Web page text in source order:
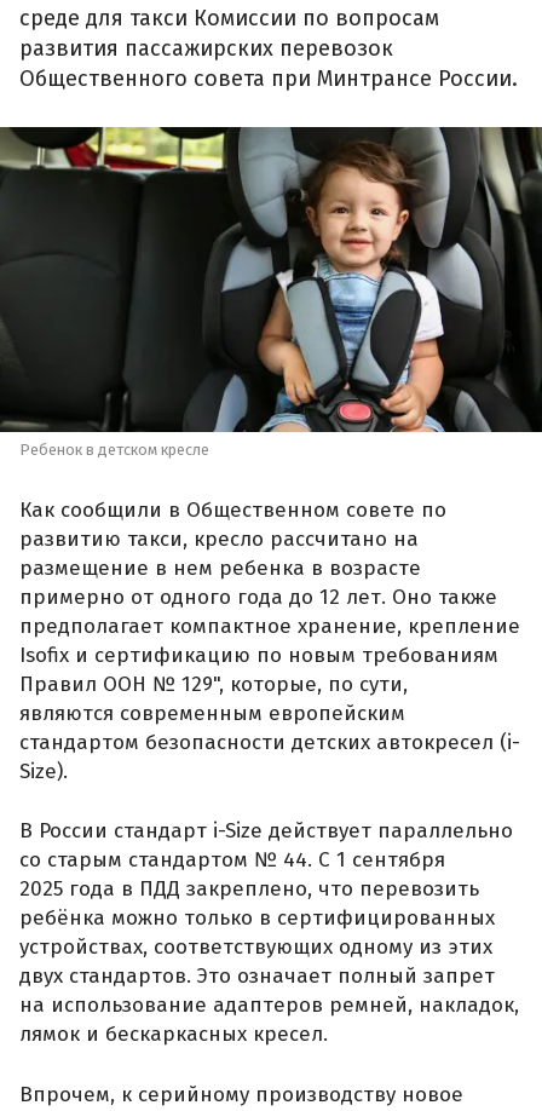
среде для такси Комиссии по вопросам
развития пассажирских перевозок
Общественного совета при Минтрансе России.
Ребенок в детском кресле
Как сообщили в Общественном совете по
развитию такси, кресло рассчитано на
размещение в нем ребенка в возрасте
примерно от одного года до 12 лет. Оно также
предполагает компактное хранение, крепление
Isofix и сертификацию по новым требованиям
Правил ООН № 129", которые, по сути,
являются современным европейским
стандартом безопасности детских автокресел (i-
Size).
В России стандарт i-Size действует параллельно
со старым стандартом № 44. С 1 сентября
2025 года в ПДД закреплено, что перевозить
ребёнка можно только в сертифицированных
устройствах, соответствующих одному из этих
двух стандартов. Это означает полный запрет
на использование адаптеров ремней, накладок,
лямок и бескаркасных кресел.
Впрочем, к серийному производству новое